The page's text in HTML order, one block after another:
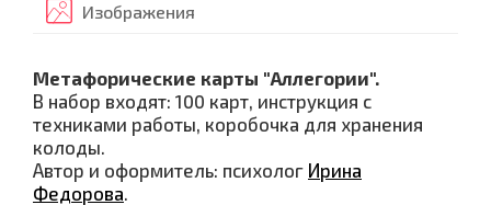
Изображения
Метафорические карты "Аллегории".
В набор входят: 100 карт, инструкция с
техниками работы, коробочка для хранения
колоды.
Автор и оформитель: психолог Ирина
Федорова.